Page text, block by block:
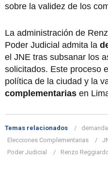
sobre la validez de los
La administración de
Poder Judicial admita la
el JNE tras subsanar los
solicitados. Este proceso
política de la ciudad y la
complementarias en
Temas relacionados
Elecciones Complementarias
Poder Judicial
Renzo